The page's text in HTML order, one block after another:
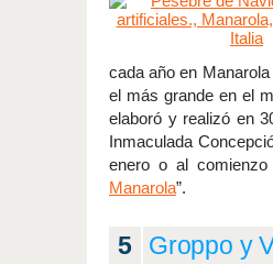
cada año en
el más grande en el
elaboró y realizó en
Inmaculada
enero o al
Manarola”.
5 Groppo y